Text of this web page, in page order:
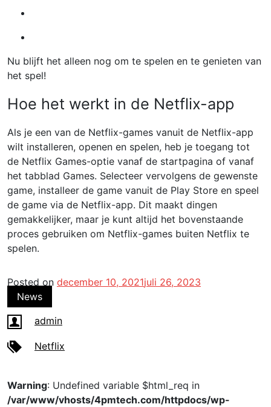
Nu blijft het alleen nog om te spelen en te genieten van
het spel!
Hoe het werkt in de Netflix-app
Als je een van de Netflix-games vanuit de Netflix-app
wilt installeren, openen en spelen, heb je toegang tot
de Netflix Games-optie vanaf de startpagina of vanaf
het tabblad Games. Selecteer vervolgens de gewenste
game, installeer de game vanuit de Play Store en speel
de game via de Netflix-app. Dit maakt dingen
gemakkelijker, maar je kunt altijd het bovenstaande
proces gebruiken om Netflix-games buiten Netflix te
spelen.
Posted on december 10, 2021juli 26, 2023
News
admin
Netflix
Warning: Undefined variable $html_req in
/var/www/vhosts/4pmtech.com/httpdocs/wp-